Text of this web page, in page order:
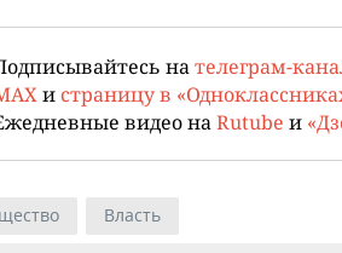
нателеграм-
и страницу в
видео наRutube и
Власть